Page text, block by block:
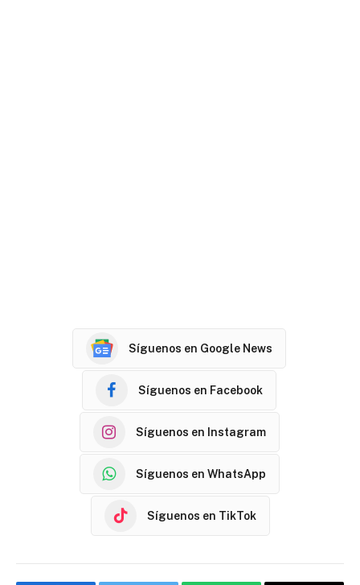
Síguenos en Google News
Síguenos en Facebook
Síguenos en Instagram
Síguenos en WhatsApp
Síguenos en TikTok